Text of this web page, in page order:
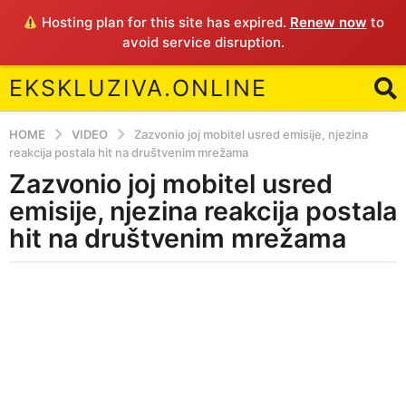
Hosting plan for this site has expired. Renew now to
avoid service disruption.
EKSKLUZIVA.ONLINE
HOME VIDEO
Zazvonio joj mobitel usred emisije, njezina
reakcija postala hit na društvenim mrežama
4
y
e
a
Zazvonio joj mobitel usred
emisije, njezina reakcija postala
hit na društvenim mrežama